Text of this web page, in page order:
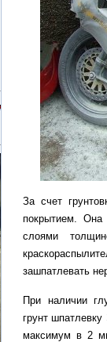
За счет
покрытием. Она
слоями
зашпатлевать
При наличии
грунт
максимум в 2